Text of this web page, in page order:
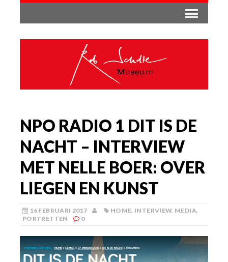
NPO RADIO 1 DIT IS DE
NACHT – INTERVIEW
MET NELLE BOER: OVER
LIEGEN EN KUNST
16 FEBRUARI 2017 HOME, INTERVIEW, MEDIA,
PORTRETTEN
0